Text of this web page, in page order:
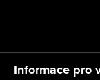
í Informace pro